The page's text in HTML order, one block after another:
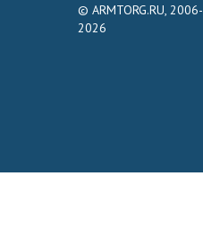
© ARMTORG.RU, 2006-
2026